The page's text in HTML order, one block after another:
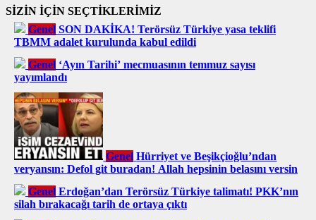
SİZİN İÇİN SEÇTİKLERİMİZ
Genel SON DAKİKA! Terörsüz Türkiye yasa teklifi
TBMM adalet kurulunda kabul edildi
Genel ‘Ayın Tarihi’ mecmuasının temmuz sayısı
yayımlandı
Genel Hürriyet ve Beşikçioğlu’ndan
veryansın: Defol git buradan! Allah hepsinin belasını versin
Genel Erdoğan’dan Terörsüz Türkiye talimatı! PKK’nın
silah bırakacağı tarih de ortaya çıktı